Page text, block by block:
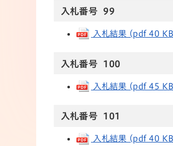
入札番号 99
入札結果 (pdf 40
入札番号 100
入札結果 (pdf 45
入札番号 101
入札結果 (pdf 40